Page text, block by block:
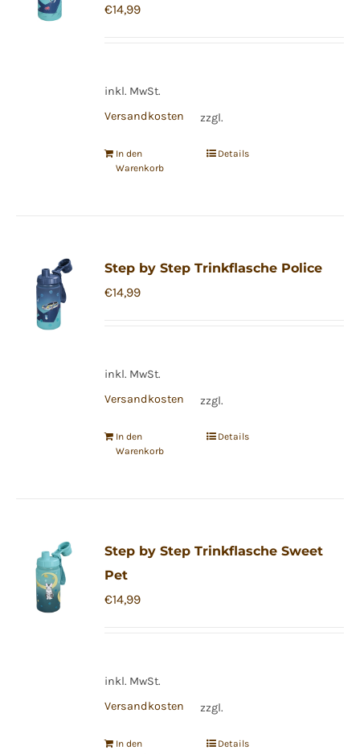
€14,99
inkl. MwSt.
zzgl.
Versandkosten
In den
Warenkorb
Details
Step by Step Trinkflasche Police
€14,99
inkl. MwSt.
zzgl.
Versandkosten
In den
Warenkorb
Details
Step by Step Trinkflasche Sweet
Pet
€14,99
inkl. MwSt.
zzgl.
Versandkosten
In den
Details